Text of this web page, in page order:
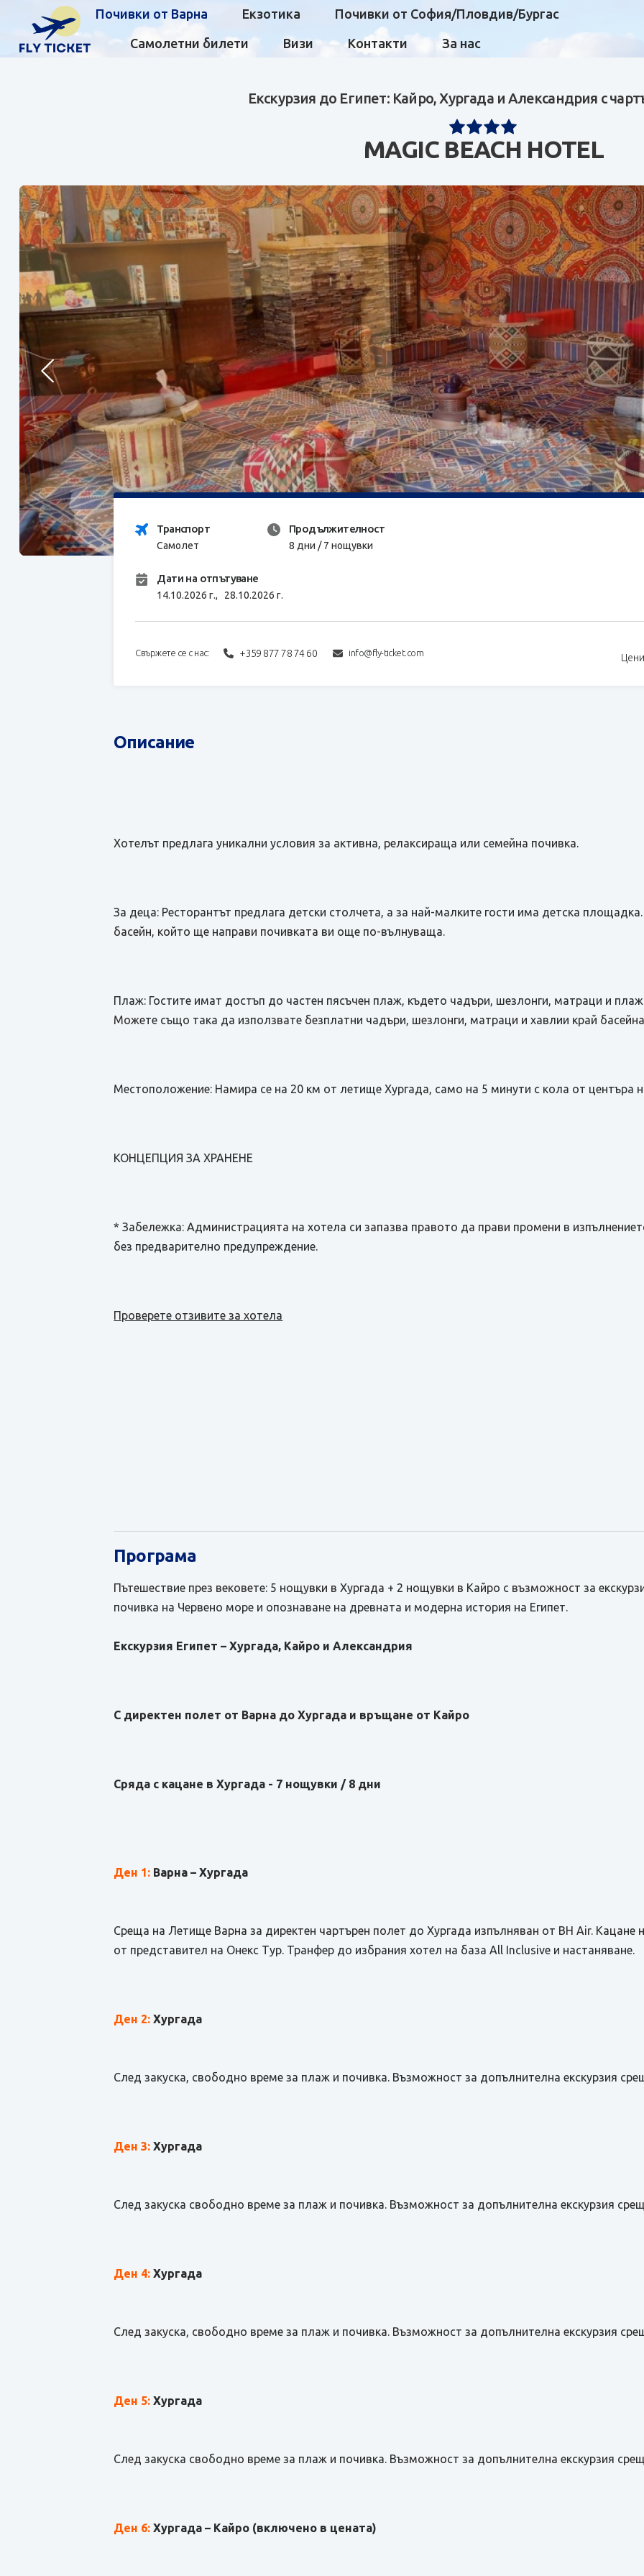
Почивки от Варна Екзотика Почивки от София/Пловдив/Бургас
Самолетни билети Визи Контакти За нас
Екскурзия до Египет: Кайро, Хургада и Александрия с
MAGIC BEACH HOTEL
Транспорт
Самолет
Продължителност
8 дни / 7 нощувки
Дати на отпътуване
14.10.2026 г., 28.10.2026 г.
Свържете се с нас: +359 877 78 74 60 info@fly-ticket.com
Описание
Хотелът предлага уникални условия за активна, релаксираща или семейна почивка.
За деца: Ресторантът предлага детски столчета, а за най-малките гости има детска
басейн, който ще направи почивката ви още по-вълнуваща.
Плаж: Гостите имат достъп до частен пясъчен плаж, където чадъри, шезлонги, матраци и
Можете също така да използвате безплатни чадъри, шезлонги, матраци и хавлии край
Местоположение: Намира се на 20 км от летище Хургада, само на 5 минути с кола от центъра
КОНЦЕПЦИЯ ЗА ХРАНЕНЕ
* Забележка: Администрацията на хотела си запазва правото да прави промени в
без предварително предупреждение.
Проверете отзивите за хотела
Програма
Пътешествие през вековете: 5 нощувки в Хургада + 2 нощувки в Кайро с възможност за
почивка на Червено море и опознаване на древната и модерна история на Египет.
Екскурзия Египет – Хургада, Кайро и Александрия
С директен полет от Варна до Хургада и връщане от Кайро
Сряда с кацане в Хургада - 7 нощувки / 8 дни
Ден 1: Варна – Хургада
Среща на Летище Варна за директен чартърен полет до Хургада изпълняван от BH Air. Кацане
от представител на Онекс Тур. Транфер до избрания хотел на база All Inclusive и настаняване.
Ден 2: Хургада
След закуска, свободно време за плаж и почивка. Възможност за допълнителна екскурзия
Ден 3: Хургада
След закуска свободно време за плаж и почивка. Възможност за допълнителна екскурзия
Ден 4: Хургада
След закуска, свободно време за плаж и почивка. Възможност за допълнителна екскурзия
Ден 5: Хургада
След закуска свободно време за плаж и почивка. Възможност за допълнителна екскурзия
Ден 6: Хургада – Кайро (включено в цената)